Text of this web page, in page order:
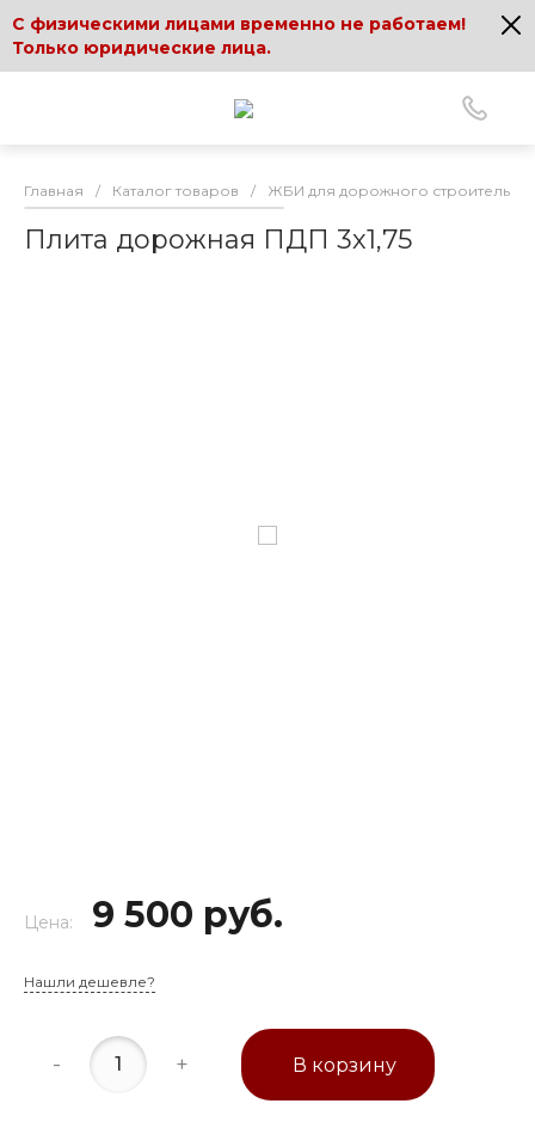
С физическими лицами временно не работаем!
Только юридические лица.
Главная / Каталог товаров / ЖБИ для дорожного
Плита дорожная ПДП 3х1,75
Цена: 9 500 руб.
Нашли дешевле?
- + В корзину